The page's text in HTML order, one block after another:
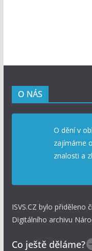
O NÁS
O dění v
zajímáme
znalosti a
ISVS.CZ bylo přiděleno
Digitálního archivu
Co ještě děláme?